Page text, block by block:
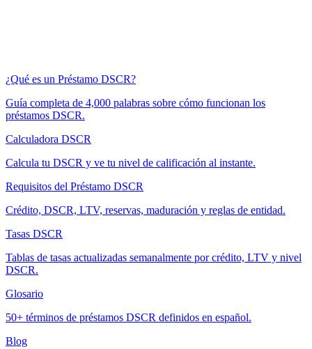
¿Qué es un Préstamo DSCR?
Guía completa de 4,000 palabras sobre cómo funcionan los
préstamos DSCR.
Calculadora DSCR
Calcula tu DSCR y ve tu nivel de calificación al instante.
Requisitos del Préstamo DSCR
Crédito, DSCR, LTV, reservas, maduración y reglas de entidad.
Tasas DSCR
Tablas de tasas actualizadas semanalmente por crédito, LTV y nivel
DSCR.
Glosario
50+ términos de préstamos DSCR definidos en español.
Blog